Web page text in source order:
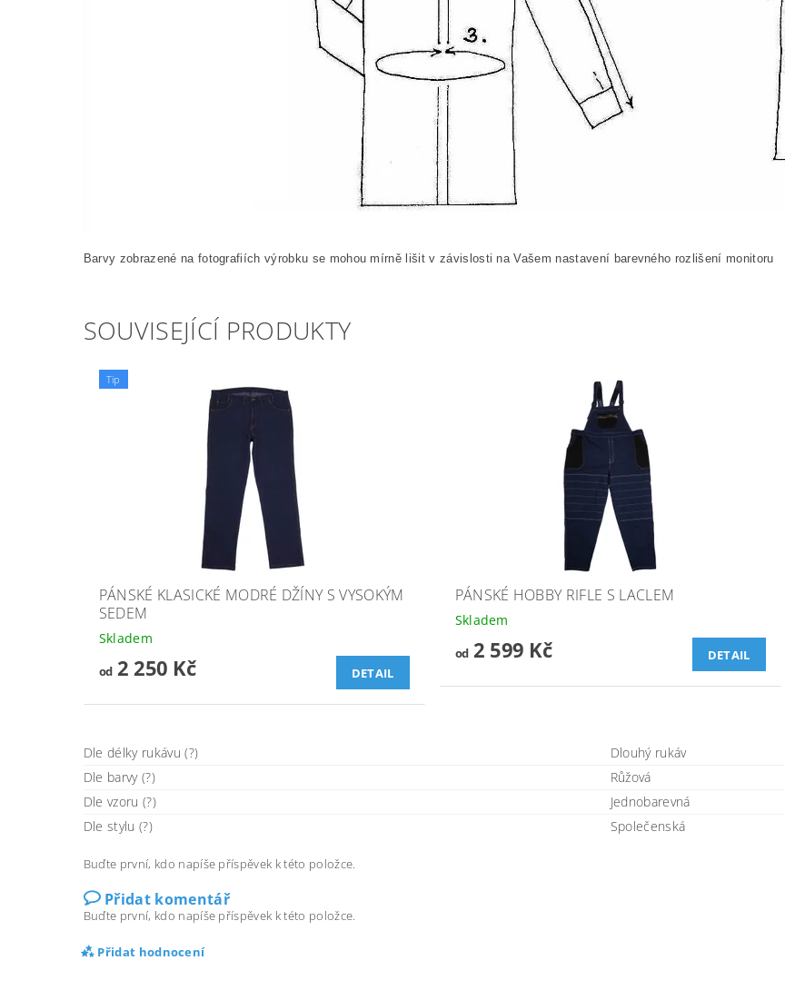
Barvy zobrazené na fotografiích výrobku se mohou mírně lišit v závislosti na Vašem nastavení barevného rozlišení monitoru
SOUVISEJÍCÍ PRODUKTY
Tip
PÁNSKÉ KLASICKÉ MODRÉ DŽÍNY S VYSOKÝM
SEDEM
Skladem
od2 250 Kč DETAIL
PÁNSKÉ HOBBY RIFLE S LACLEM
Skladem
od2 599 Kč DETAIL
Dle délky rukávu (?)
Dlouhý rukáv
Dle barvy (?)
Růžová
Dle vzoru (?)
Jednobarevná
Dle stylu (?)
Společenská
Buďte první, kdo napíše příspěvek k této položce.
Přidat komentář
Buďte první, kdo napíše příspěvek k této položce.
Přidat hodnocení